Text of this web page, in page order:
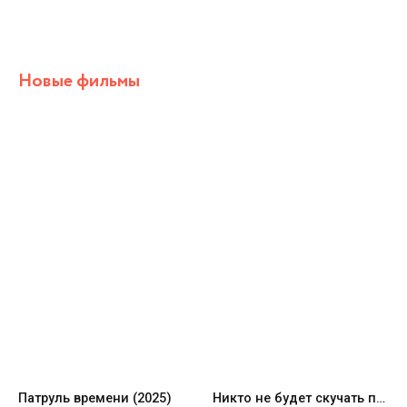
Новые фильмы
Патруль времени (2025) Никто не будет скучать по нам (2024)